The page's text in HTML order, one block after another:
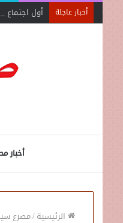
أخبار عاجلة أول اجتماع
أخبار
الرئيسية/مصرع